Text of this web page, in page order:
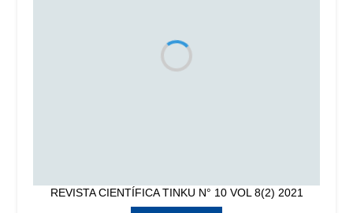
REVISTA CIENTÍFICA TINKU N° 10 VOL 8(2) 2021